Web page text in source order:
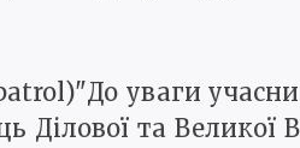
уваги
та Великої